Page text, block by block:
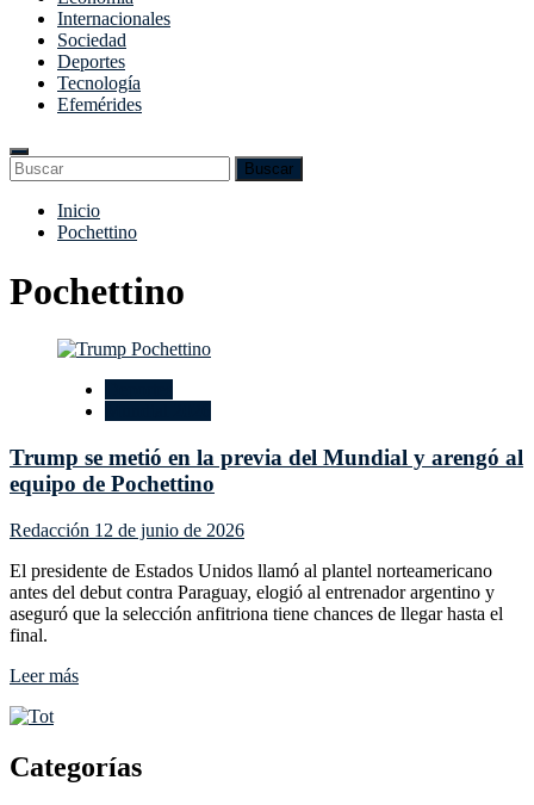
Internacionales
Sociedad
Deportes
Tecnología
Efemérides
Enter
Keyword
Search
for:
Buscar
Search
Saltar
Inicio
Pochettino
Pochettino
Trump se metió en la previa del Mundial y arengó al
equipo de Pochettino
Redacción 12 de junio de 2026
El presidente de Estados Unidos llamó al plantel norteamericano
antes del debut contra Paraguay, elogió al entrenador argentino y
aseguró que la selección anfitriona tiene chances de llegar hasta el
final.
Leer másLeer
se
metió
Categorías